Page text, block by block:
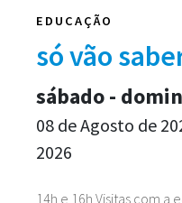
EDUCAÇÃO
só vão
14h e 16h Visitas com a
sábado -
08 de Agosto de
2026